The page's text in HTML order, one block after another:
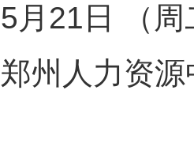
月21日 （周
州人力资